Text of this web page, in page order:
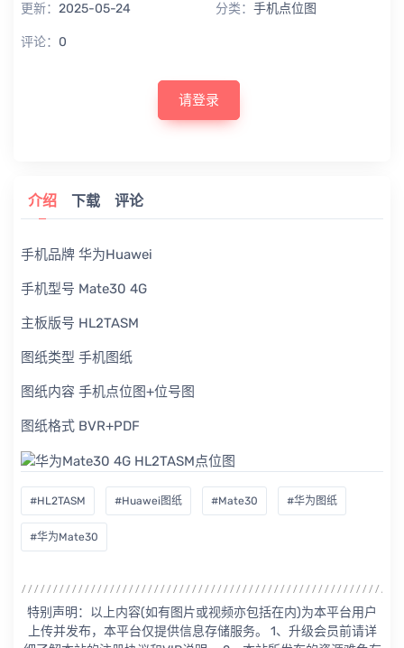
更新： 2025-05-24 分类： 手机点位图
评论： 0
请登录
介绍 下载 评论
手机品牌 华为Huawei
手机型号 Mate30 4G
主板版号 HL2TASM
图纸类型 手机图纸
图纸内容 手机点位图+位号图
图纸格式 BVR+PDF
#HL2TASM #Huawei图纸 #Mate30 #华为图纸
#华为Mate30
特别声明：以上内容(如有图片或视频亦包括在内)为本平台用户
上传并发布，本平台仅提供信息存储服务。 1、升级会员前请详